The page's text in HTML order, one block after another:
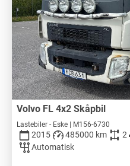
Volvo FL 4x2 Skåpbil
Lastebiler - Eske | M156-6730
2015 485000 km 2
Automatisk